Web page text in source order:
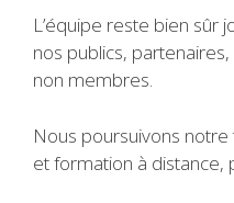
L’équipe reste bien sûr
nos publics,
non membres.
Nous poursuivons notre
et formation à distance,